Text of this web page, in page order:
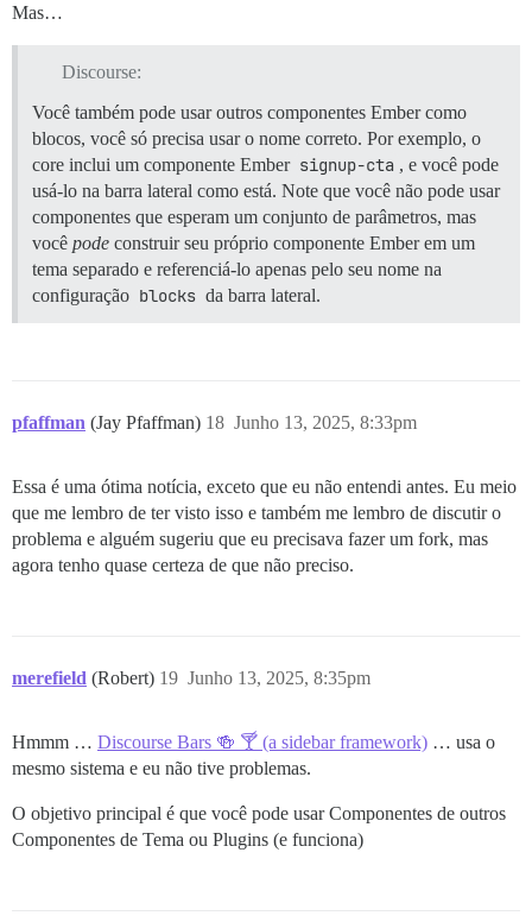
Mas…
Discourse:
Você também pode usar outros componentes Ember como
blocos, você só precisa usar o nome correto. Por exemplo, o
core inclui um componente Ember signup-cta , e você pode
usá-lo na barra lateral como está. Note que você não pode usar
componentes que esperam um conjunto de parâmetros, mas
você pode construir seu próprio componente Ember em um
tema separado e referenciá-lo apenas pelo seu nome na
configuração blocks da barra lateral.
pfaffman (Jay Pfaffman) Junho 13, 2025, 8:33pm
18
Essa é uma ótima notícia, exceto que eu não entendi antes. Eu meio
que me lembro de ter visto isso e também me lembro de discutir o
problema e alguém sugeriu que eu precisava fazer um fork, mas
agora tenho quase certeza de que não preciso.
merefield (Robert) Junho 13, 2025, 8:35pm
19
Hmmm … Discourse Bars 🍻 🍸 (a sidebar framework) … usa o
mesmo sistema e eu não tive problemas.
O objetivo principal é que você pode usar Componentes de outros
Componentes de Tema ou Plugins (e funciona)